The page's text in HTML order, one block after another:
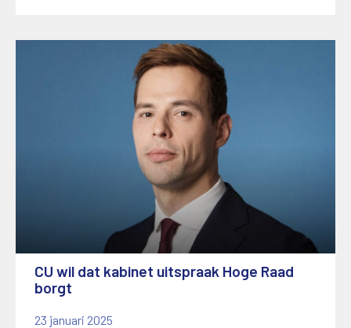
CU wil dat kabinet uitspraak Hoge Raad
borgt
23 januari 2025